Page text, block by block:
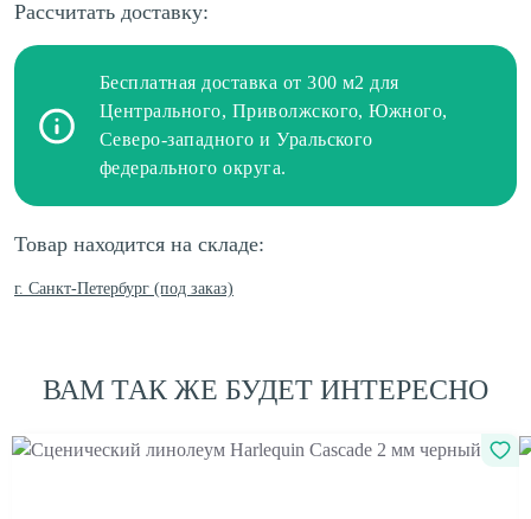
Рассчитать доставку:
Бесплатная доставка от 300 м2 для
Центрального, Приволжского, Южного,
Северо-западного и Уральского
федерального округа.
Товар находится на складе:
г. Санкт-Петербург (под заказ)
ВАМ ТАК ЖЕ БУДЕТ ИНТЕРЕСНО